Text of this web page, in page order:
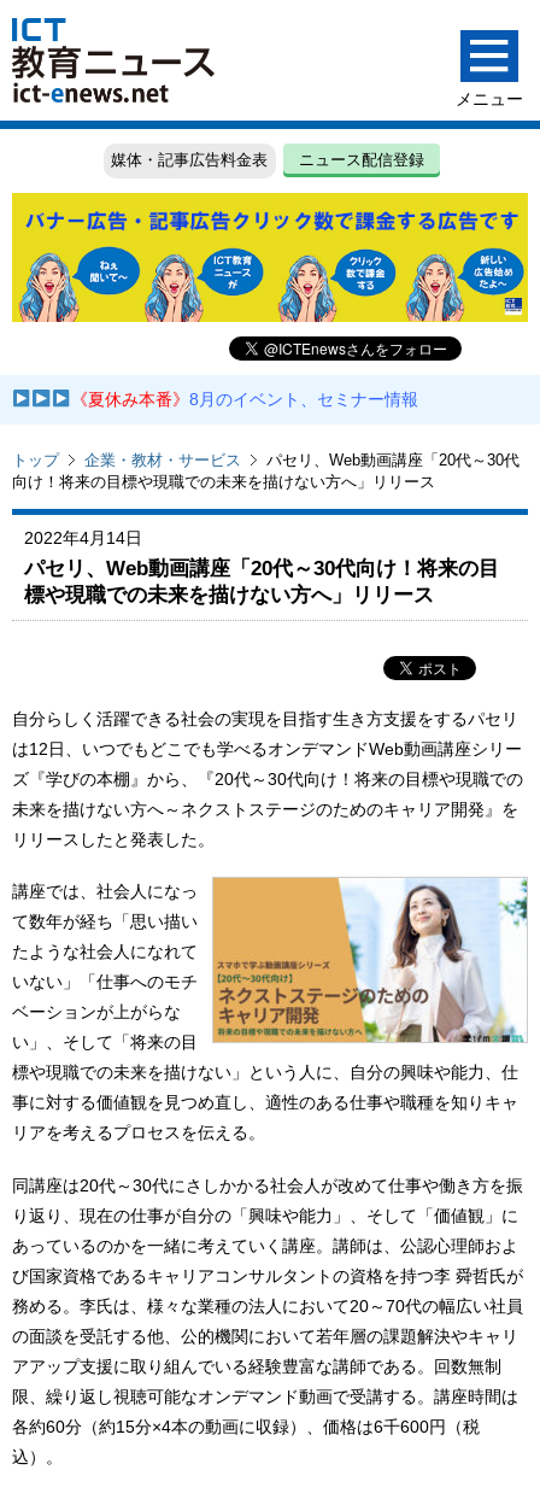
媒体・記事広告料金表 ニュース配信登録
《夏休み本番》8月のイベント、セミナー情報
トップ 企業・教材・サービス
パセリ、Web動画講座「20代～30代
向け！将来の目標や現職での未来を描けない方へ」リリース
2022年4月14日
パセリ、Web動画講座「20代～30代向け！将来の目
標や現職での未来を描けない方へ」リリース
自分らしく活躍できる社会の実現を目指す生き方支援をするパセリ
は12日、いつでもどこでも学べるオンデマンドWeb動画講座シリー
ズ『学びの本棚』から、『20代～30代向け！将来の目標や現職での
未来を描けない方へ～ネクストステージのためのキャリア開発』を
リリースしたと発表した。
講座では、社会人になっ
て数年が経ち「思い描い
たような社会人になれて
いない」「仕事へのモチ
ベーションが上がらな
い」、そして「将来の目
標や現職での未来を描けない」という人に、自分の興味や能力、仕
事に対する価値観を見つめ直し、適性のある仕事や職種を知りキャ
リアを考えるプロセスを伝える。
同講座は20代～30代にさしかかる社会人が改めて仕事や働き方を振
り返り、現在の仕事が自分の「興味や能力」、そして「価値観」に
あっているのかを一緒に考えていく講座。講師は、公認心理師およ
び国家資格であるキャリアコンサルタントの資格を持つ李 舜哲氏が
務める。李氏は、様々な業種の法人において20～70代の幅広い社員
の面談を受託する他、公的機関において若年層の課題解決やキャリ
アアップ支援に取り組んでいる経験豊富な講師である。回数無制
限、繰り返し視聴可能なオンデマンド動画で受講する。講座時間は
各約60分（約15分×4本の動画に収録）、価格は6千600円（税
込）。